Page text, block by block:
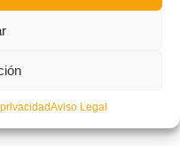
Aviso Legal